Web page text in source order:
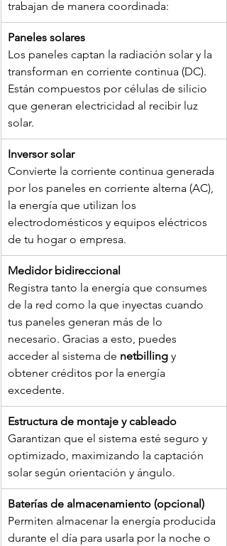
trabajan de manera coordinada:
Paneles solares
Los paneles captan la radiación solar y la
transforman en corriente continua (DC).
Están compuestos por células de silicio
que generan electricidad al recibir luz
solar.
Inversor solar
Convierte la corriente continua generada
por los paneles en corriente alterna (AC),
la energía que utilizan los
electrodomésticos y equipos eléctricos
de tu hogar o empresa.
Medidor bidireccional
Registra tanto la energía que consumes
de la red como la que inyectas cuando
tus paneles generan más de lo
necesario. Gracias a esto, puedes
acceder al sistema de netbilling y
obtener créditos por la energía
excedente.
Estructura de montaje y cableado
Garantizan que el sistema esté seguro y
optimizado, maximizando la captación
solar según orientación y ángulo.
Baterías de almacenamiento (opcional)
Permiten almacenar la energía producida
durante el día para usarla por la noche o